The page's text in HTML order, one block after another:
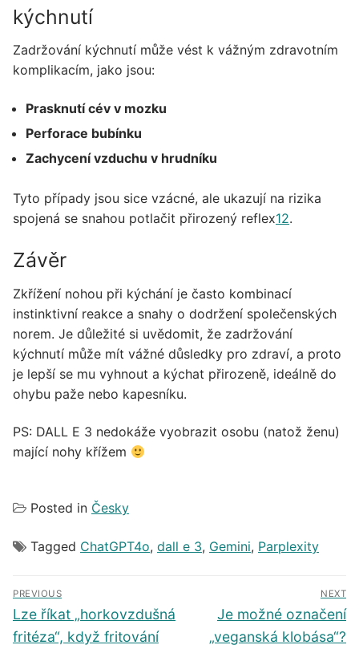
kýchnutí
Zadržování kýchnutí může vést k vážným zdravotním
komplikacím, jako jsou:
Prasknutí cév v mozku
Perforace bubínku
Zachycení vzduchu v hrudníku
Tyto případy jsou sice vzácné, ale ukazují na rizika
spojená se snahou potlačit přirozený reflex12.
Závěr
Zkřížení nohou při kýchání je často kombinací
instinktivní reakce a snahy o dodržení společenských
norem. Je důležité si uvědomit, že zadržování
kýchnutí může mít vážné důsledky pro zdraví, a proto
je lepší se mu vyhnout a kýchat přirozeně, ideálně do
ohybu paže nebo kapesníku.
PS: DALL E 3 nedokáže vyobrazit osobu (natož ženu)
mající nohy křížem
Posted in Česky
Tagged ChatGPT4o, dall e 3, Gemini, Parplexity
Navigace
pro
příspěvek
PREVIOUS
Předchozí
příspěvek
Lze říkat „horkovzdušná
fritéza“, když fritování
NEXT
Další
příspěvek
Je možné označení
„veganská klobása“?